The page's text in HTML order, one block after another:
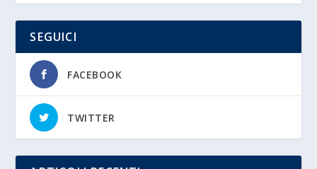
SEGUICI
FACEBOOK
TWITTER